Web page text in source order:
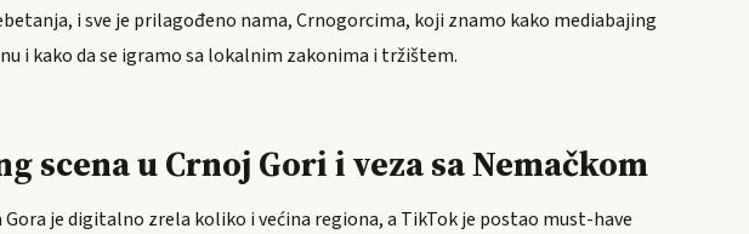
i sve je prilagođeno nama, Crnogorcima, koji znamo kako mediabajing
i kako da se igramo sa lokalnim zakonima i tržištem.
scena u Crnoj Gori i veza sa Nemačkom
Gora je digitalno zrela koliko i većina regiona, a TikTok je postao must-have